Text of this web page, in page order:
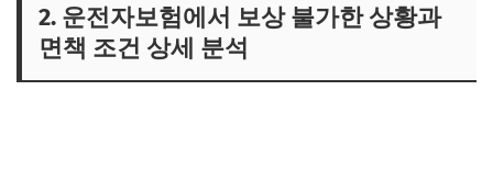
2. 운전자보험에서 보상 불가한 상황과
면책 조건 상세 분석